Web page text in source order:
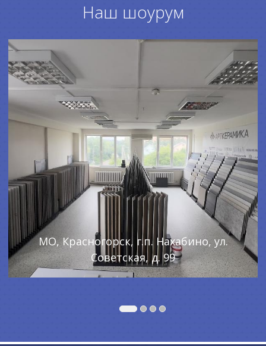
Наш шоурум
МО, Красногорск, г.п. Нахабино, ул.
Советская, д. 99